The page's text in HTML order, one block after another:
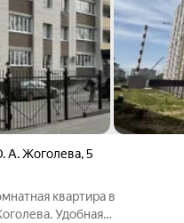
А. Жоголева,5
квартира в
Удобная